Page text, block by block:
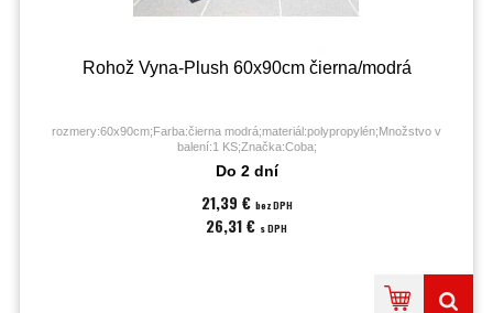
Rohož Vyna-Plush 60x90cm čierna/modrá
rozmery:60x90cm;Farba:čierna modrá;materiál:polypropylén;Množstvo v
balení:1 KS;Značka:Coba;
Do 2 dní
21,39 € bez DPH
26,31 € s DPH